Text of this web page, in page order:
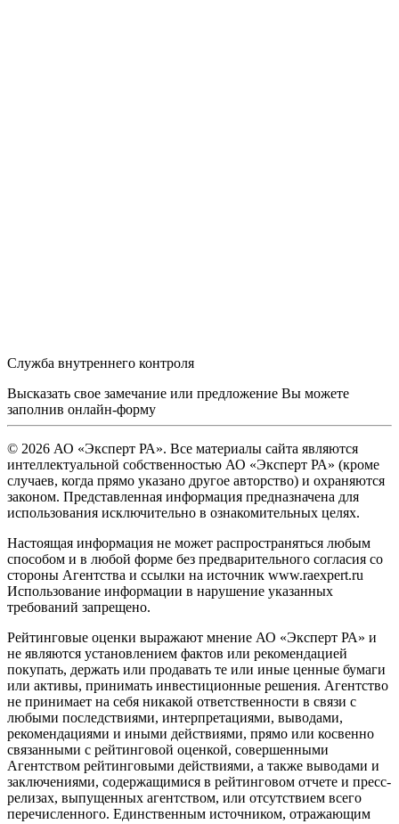
Служба внутреннего контроля
Высказать свое замечание или предложение Вы можете
заполнив онлайн-форму
© 2026 АО «Эксперт РА». Все материалы сайта являются
интеллектуальной собственностью АО «Эксперт РА» (кроме
случаев, когда прямо указано другое авторство) и охраняются
законом. Представленная информация предназначена для
использования исключительно в ознакомительных целях.
Настоящая информация не может распространяться любым
способом и в любой форме без предварительного согласия со
стороны Агентства и ссылки на источник www.raexpert.ru
Использование информации в нарушение указанных
требований запрещено.
Рейтинговые оценки выражают мнение АО «Эксперт РА» и
не являются установлением фактов или рекомендацией
покупать, держать или продавать те или иные ценные бумаги
или активы, принимать инвестиционные решения. Агентство
не принимает на себя никакой ответственности в связи с
любыми последствиями, интерпретациями, выводами,
рекомендациями и иными действиями, прямо или косвенно
связанными с рейтинговой оценкой, совершенными
Агентством рейтинговыми действиями, а также выводами и
заключениями, содержащимися в рейтинговом отчете и пресс-
релизах, выпущенных агентством, или отсутствием всего
перечисленного. Единственным источником, отражающим